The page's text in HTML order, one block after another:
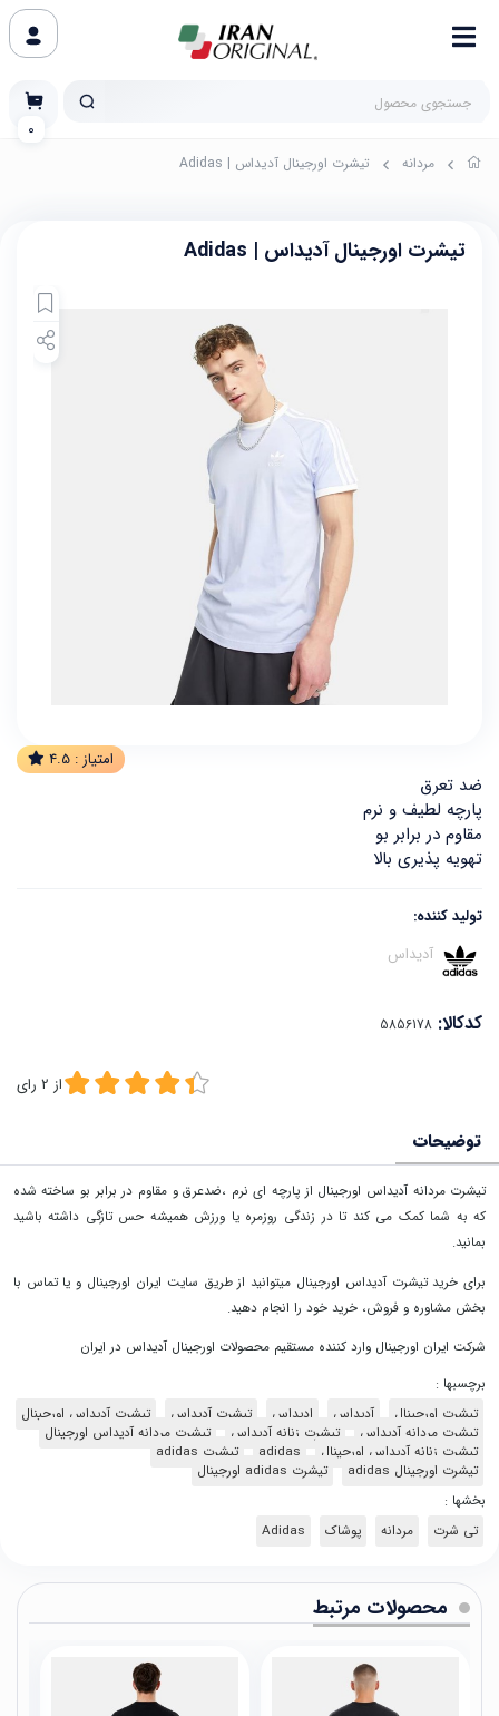
مردانه تیشرت اورجینال آدیداس | Adidas
تیشرت اورجینال آدیداس | Adidas
امتیاز : 4.5
ضد تعرق
پارچه لطیف و نرم
مقاوم در برابر بو
تهویه پذیری بالا
تولید کننده:
آدیداس
کدکالا:
از 2 رای
توضیحات
تیشرت مردانه آدیداس اورجینال از پارچه ای نرم ،ضدعرق و مقاوم در برابر بو ساخته شده
که به شما کمک می کند تا در زندگی روزمره یا ورزش همیشه حس تازگی داشته باشید
بمانید.
برای خرید تیشرت آدیداس اورجینال میتوانید از طریق سایت ایران اورجینال و یا تماس با
بخش مشاوره و فروش، خرید خود را انجام دهید.
شرکت ایران اورجینال وارد کننده مستقیم محصولات اورجینال آدیداس در ایران
برچسبها :
تیشرت اورجینال
آدیداس ادیداس تیشرت آدیداس
تیشرت آدیداس اورجینال
تیشرت مردانه آدیداس
تیشرت زنانه آدیداس
تیشرت مردانه آدیداس اورجینال
تیشرت زنانه آدیداس اورجینال
adidas
تیشرت adidas
تیشرت اورجینال adidas
تیشرت adidas اورجینال
بخشها :
تی شرت
مردانه پوشاک Adidas
محصولات مرتبط
0